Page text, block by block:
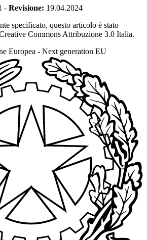
- Revisione: 19.04.2024
specificato, questo articolo è stato
Commons Attribuzione 3.0 Italia.